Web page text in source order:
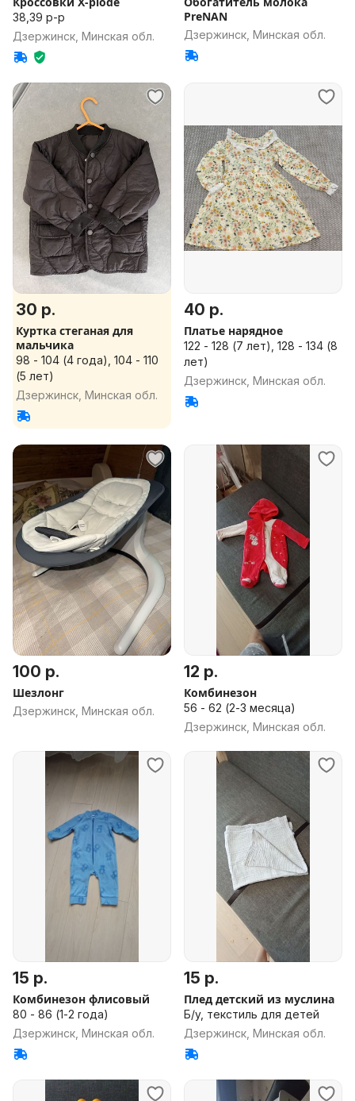
38,39 р-р
Дзержинск, Минская обл.
PreNAN
Дзержинск, Минская обл.
30 р.
Куртка стеганая для
мальчика
98 - 104 (4 года), 104 - 110
(5 лет)
Дзержинск, Минская обл.
40 р.
Платье нарядное
122 - 128 (7 лет), 128 - 134 (8
лет)
Дзержинск, Минская обл.
100 р.
Шезлонг
Дзержинск, Минская обл.
12 р.
Комбинезон
56 - 62 (2-3 месяца)
Дзержинск, Минская обл.
15 р.
Комбинезон флисовый
80 - 86 (1-2 года)
Дзержинск, Минская обл.
15 р.
Плед детский из муслина
Б/у, текстиль для детей
Дзержинск, Минская обл.